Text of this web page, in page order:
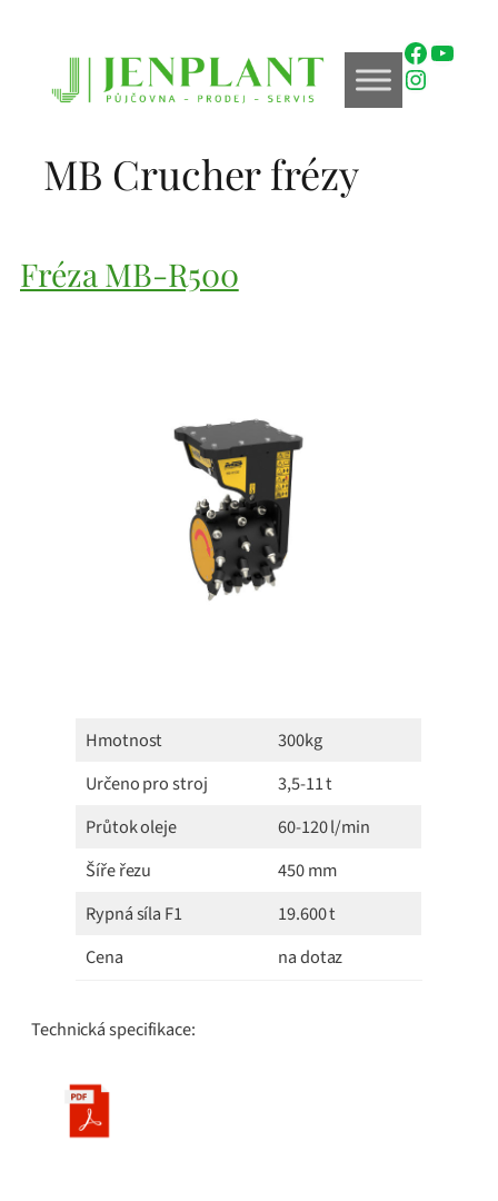
MB Crucher frézy
Fréza MB-R500
Hmotnost
300kg
Určeno pro stroj
3,5-11 t
Průtok oleje
60-120 l/min
Šíře řezu
450 mm
Rypná síla F1
19.600 t
Cena
na dotaz
Technická specifikace: